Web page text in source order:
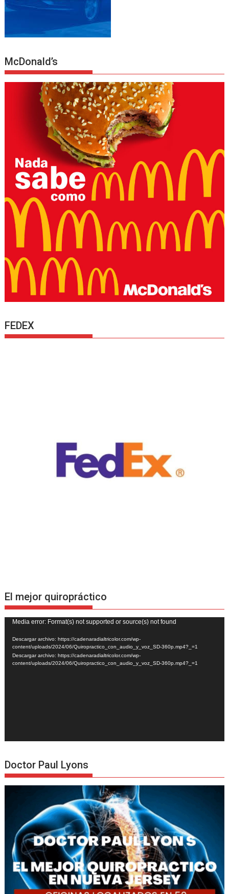
McDonald’s
FEDEX
El mejor quiropráctico
Reproductor
de
vídeo
Media error: Format(s) not supported or source(s) not found
Descargar archivo: https://cadenaradialtricolor.com/wp-
content/uploads/2024/06/Quiropractico_con_audio_y_voz_SD-360p.mp4?_=1
Descargar archivo: https://cadenaradialtricolor.com/wp-
content/uploads/2024/06/Quiropractico_con_audio_y_voz_SD-360p.mp4?_=1
Doctor Paul Lyons